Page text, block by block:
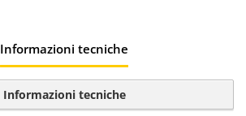
Informazioni tecniche
Informazioni tecniche